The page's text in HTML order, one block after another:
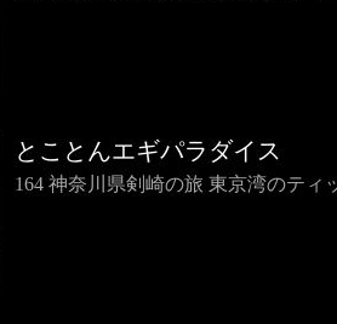
とことんエギパラダイス
164 神奈川県剣崎の旅 東京湾のティ